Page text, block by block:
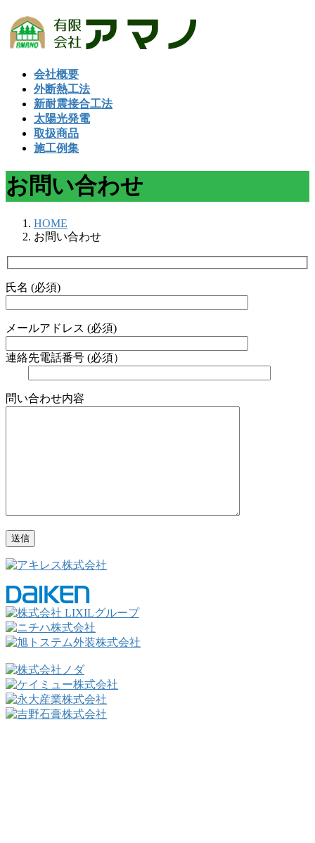
ン
テ
ビ
ゲ
会社概要
外断熱工法
新耐震接合工法
太陽光発電
取扱商品
施工例集
お問い合わせ
HOME
お問い合わせ
氏名 (必須)
メールアドレス (必須)
連絡先電話番号 (必須）
問い合わせ内容